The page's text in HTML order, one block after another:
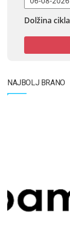
Dolžina cikla
NAJBOLJ BRANO